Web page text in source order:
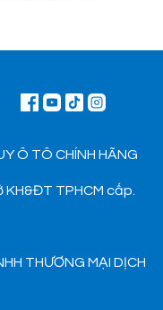
Ô TÔ CHÍNH HÃNG
KH&ĐT TPHCM cấp.
THƯƠNG MẠI DỊCH